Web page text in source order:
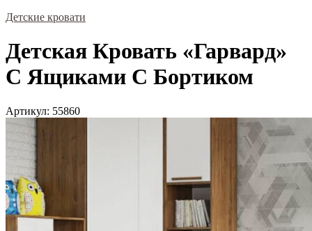
Детские кровати
Детская Кровать «Гарвард»
С Ящиками С Бортиком
Артикул: 55860